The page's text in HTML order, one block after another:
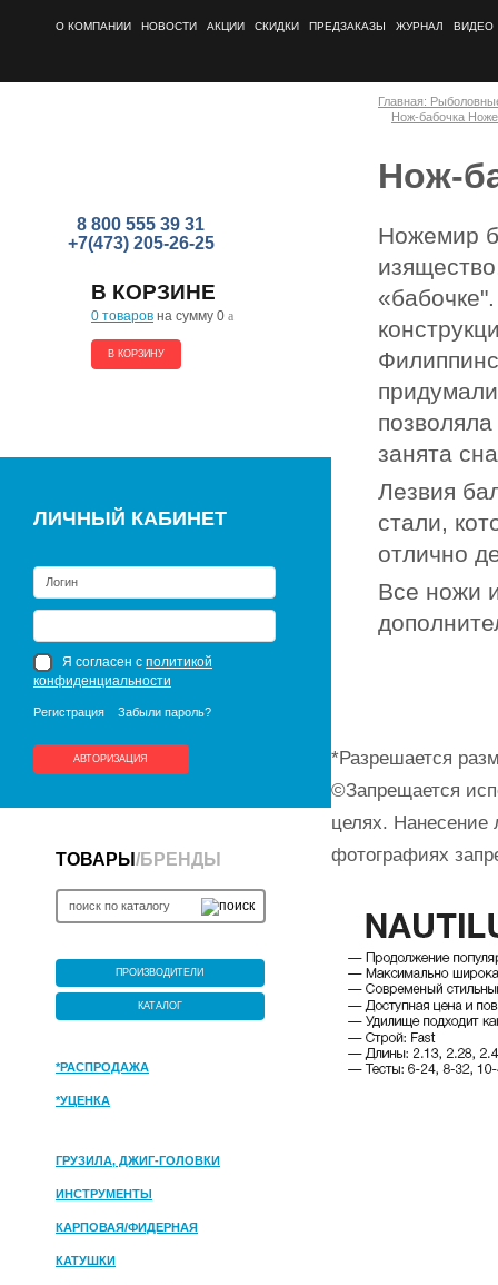
О КОМПАНИИ НОВОСТИ АКЦИИ СКИДКИ ПРЕДЗАКАЗЫ ЖУРНАЛ ВИДЕО
8 800 555 39 31
+7(473) 205-26-25
В КОРЗИНЕ
0 товаров на сумму 0 a
В КОРЗИНУ
ЛИЧНЫЙ КАБИНЕТ
Я согласен с политикой
конфиденциальности
Регистрация Забыли пароль?
АВТОРИЗАЦИЯ
ТОВАРЫ /БРЕНДЫ
ПРОИЗВОДИТЕЛИ
КАТАЛОГ
*РАСПРОДАЖА
*УЦЕНКА
ГРУЗИЛА, ДЖИГ-ГОЛОВКИ
ИНСТРУМЕНТЫ
КАРПОВАЯ/ФИДЕРНАЯ
КАТУШКИ
Главная:
Нож-бабочка
Нож-
Ножемир
занята
Лезвия
стали,
отлично
Все ножи
*Разрешается
©Запрещается
целях. Нанесение
фотографиях